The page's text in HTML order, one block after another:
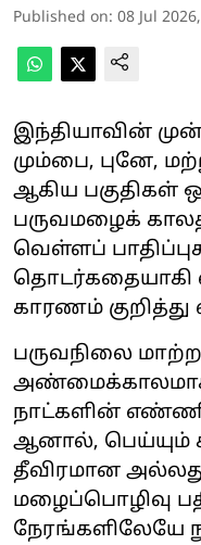
Published on: 08 Jul
இந்தியாவின்
மும்பை, புனே,
ஆகிய
பருவமழைக்
வெள்ளப்
தொடர்கதையாகி
காரணம் குறித்து
பருவநிலை
நாட்களின்
ஆனால், பெய்யும்
தீவிரமான
மழைப்பொழிவு
நேரங்களிலேயே